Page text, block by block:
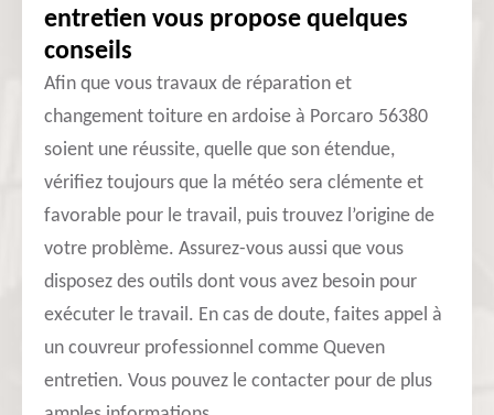
entretien vous propose quelques
conseils
Afin que vous travaux de réparation et
changement toiture en ardoise à Porcaro 56380
soient une réussite, quelle que son étendue,
vérifiez toujours que la météo sera clémente et
favorable pour le travail, puis trouvez l’origine de
votre problème. Assurez-vous aussi que vous
disposez des outils dont vous avez besoin pour
exécuter le travail. En cas de doute, faites appel à
un couvreur professionnel comme Queven
entretien. Vous pouvez le contacter pour de plus